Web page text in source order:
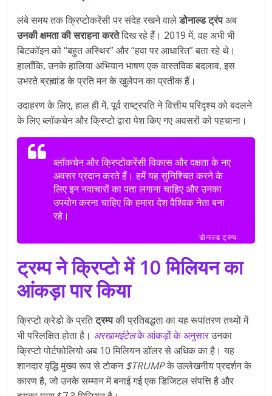
लंबे समय तक क्रिप्टोकरेंसी पर संदेह रखने वालेडोनाल्ड ट्रंपअब
उनकी क्षमता की सराहना करतेदिख रहे हैं। 2019 में, वह अभी भी
बिटकॉइन को “बहुत अस्थिर” और “हवा पर आधारित” बता रहे थे।
हालाँकि, उनके हालिया अभियान भाषण एक वास्तविक बदलाव, इस
उभरते ब्रह्मांड के प्रति मन के खुलेपन का प्रतीक हैं।
उदाहरण के लिए, हाल ही में, पूर्व राष्ट्रपति ने वित्तीय परिदृश्य को बदलने
के लिए ब्लॉकचेन और क्रिप्टो द्वारा पेश किए गए अवसरों को पहचाना।
ब्लॉकचेन और क्रिप्टोकरेंसी विकास और दक्षता के नए
अवसर प्रदान करते हैं। हमें यह सुनिश्चित करने के
लिए इन नवाचारों का पता लगाना चाहिए और उनका
उपयोग करना चाहिए कि हमारा देश वैश्विक नेता बना
रहे।
डोनाल्ड ट्रम्प
ट्रम्प ने क्रिप्टो में 10 मिलियन का
आंकड़ा पार किया
क्रिप्टो क्रेडो के प्रतिट्रम्पकी प्रतिबद्धता का यह रूपांतरण तथ्यों में
भी परिलक्षित होता है। अरखामइंटेलके आंकड़ों के अनुसारउनका
क्रिप्टो पोर्टफोलियो अब 10 मिलियन डॉलर से अधिक का है। यह
शानदार वृद्धि मुख्य रूप से टोकन$TRUMPके उल्लेखनीय प्रदर्शन के
कारण है, जो उनके सम्मान में बनाई गई एक डिजिटल संपत्ति है और